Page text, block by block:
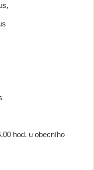
hod. u obecního